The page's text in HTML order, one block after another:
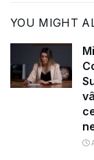
YOU MIGHT